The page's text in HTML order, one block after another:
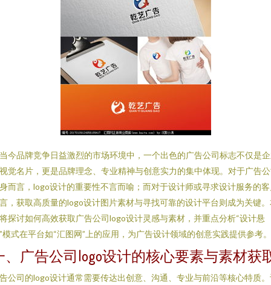
今品牌竞争日益激烈的市场环境中，一个出色的广告公司标志不仅是
觉名片，更是品牌理念、专业精神与创意实力的集中体现。对于广告
而言，logo设计的重要性不言而喻；而对于设计师或寻求设计服务的
，获取高质量的logo设计图片素材与寻找可靠的设计平台则成为关键
探讨如何高效获取广告公司logo设计灵感与素材，并重点分析“设计悬
模式在平台如“汇图网”上的应用，为广告设计领域的创意实践提供参考。
、广告公司logo设计的核心要素与素材获
公司的logo设计通常需要传达出创意、沟通、专业与前沿等核心特质